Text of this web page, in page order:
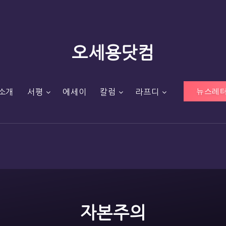
오세용닷컴
개 서평 에세이 칼럼 라프디 뉴스레
자본주의